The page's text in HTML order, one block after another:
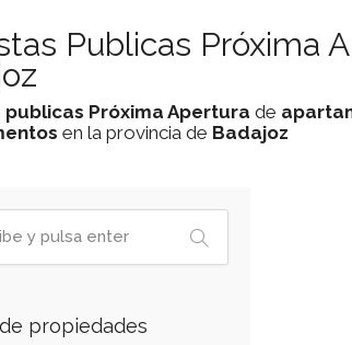
Publicas Próxima
publicas Próxima Apertura de
en la provincia de Badajoz
propiedades